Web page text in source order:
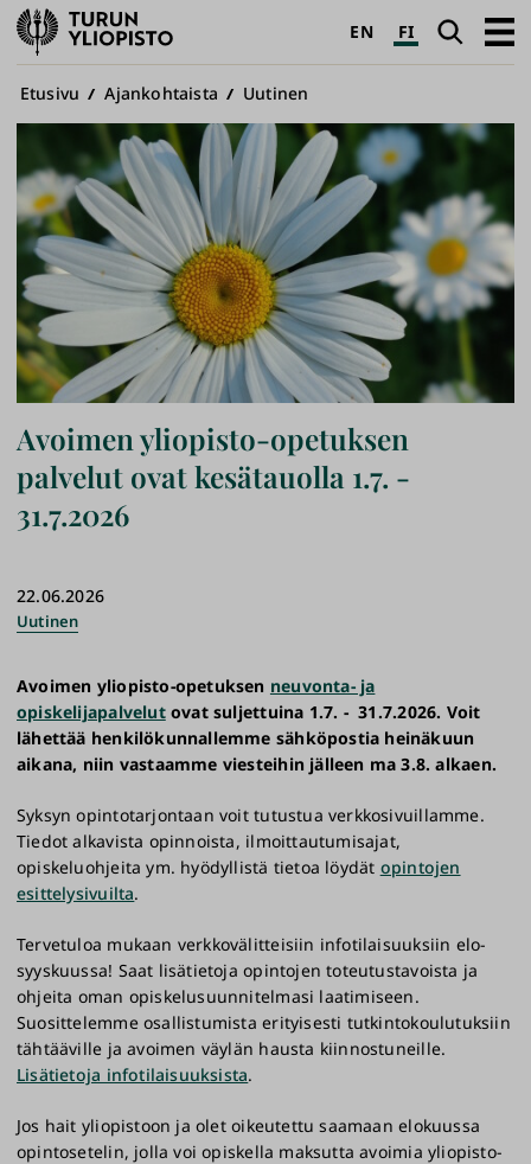
Turun
yliopisto
EN FI Haku
Avaa
Murupolku
Etusivu Ajankohtaista Uutinen
Avoimen yliopisto-opetuksen
palvelut ovat kesätauolla 1.7. -
31.7.2026
22.06.2026
Uutinen
Avoimen yliopisto-opetuksen neuvonta- ja
opiskelijapalvelutovat suljettuina 1.7. - 31.7.2026. Voit
lähettää henkilökunnallemme sähköpostia heinäkuun
aikana, niin vastaamme viesteihin jälleen ma 3.8. alkaen.
Syksyn opintotarjontaan voit tutustua verkkosivuillamme.
Tiedot alkavista opinnoista, ilmoittautumisajat,
opiskeluohjeita ym. hyödyllistä tietoa löydät opintojen
esittelysivuilta.
Tervetuloa mukaan verkkovälitteisiin infotilaisuuksiin elo-
syyskuussa! Saat lisätietoja opintojen toteutustavoista ja
ohjeita oman opiskelusuunnitelmasi laatimiseen.
Suosittelemme osallistumista erityisesti tutkintokoulutuksiin
tähtääville ja avoimen väylän hausta kiinnostuneille.
Lisätietoja infotilaisuuksista.
Jos hait yliopistoon ja olet oikeutettu saamaan elokuussa
opintosetelin, jolla voi opiskella maksutta avoimia yliopisto-